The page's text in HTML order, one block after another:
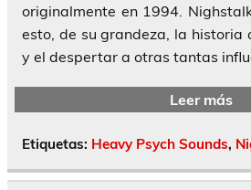
originalmente en 1994.
esto, de su grandeza, la historia
y el despertar a otras tantas
Leer más
Etiquetas: Heavy Psych Sounds,